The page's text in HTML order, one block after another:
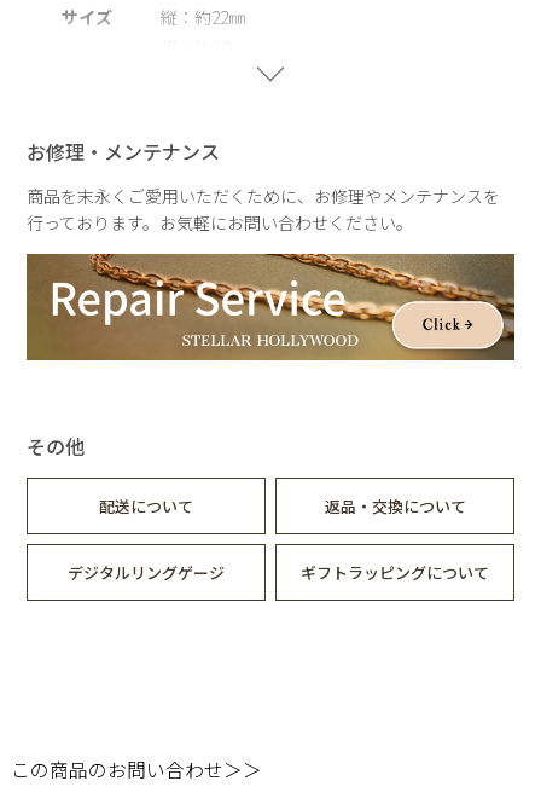
を指します。
します。
サイズ
縦：約22㎜
お修理・メンテナンス
商品を末永くご愛用いただくために、お修理やメンテナンスを
行っております。お気軽にお問い合わせください。
その他
配送について 返品・交換について
デジタルリングゲージ ギフトラッピングについて
この商品のお問い合わせ＞＞